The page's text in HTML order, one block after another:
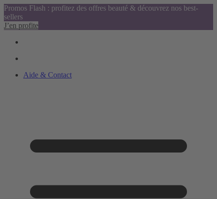
Promos Flash : profitez des offres beauté & découvrez nos best-
sellers
J’en profite
Aide & Contact